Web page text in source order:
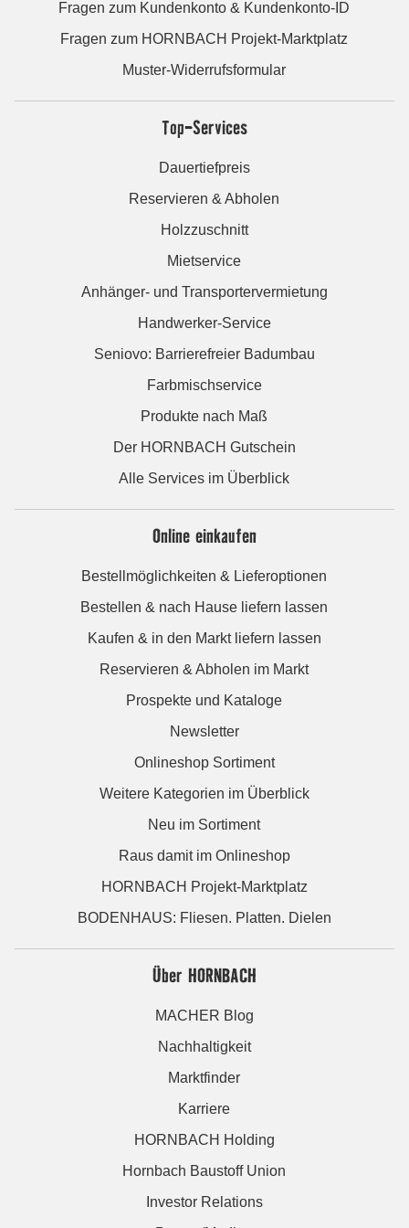
Fragen zum Kundenkonto & Kundenkonto-ID
Fragen zum HORNBACH Projekt-Marktplatz
Muster-Widerrufsformular
Top-Services
Dauertiefpreis
Reservieren & Abholen
Holzzuschnitt
Mietservice
Anhänger- und Transportervermietung
Handwerker-Service
Seniovo: Barrierefreier Badumbau
Farbmischservice
Produkte nach Maß
Der HORNBACH Gutschein
Alle Services im Überblick
Online einkaufen
Bestellmöglichkeiten & Lieferoptionen
Bestellen & nach Hause liefern lassen
Kaufen & in den Markt liefern lassen
Reservieren & Abholen im Markt
Prospekte und Kataloge
Newsletter
Onlineshop Sortiment
Weitere Kategorien im Überblick
Neu im Sortiment
Raus damit im Onlineshop
HORNBACH Projekt-Marktplatz
BODENHAUS: Fliesen. Platten. Dielen
Über HORNBACH
MACHER Blog
Nachhaltigkeit
Marktfinder
Karriere
HORNBACH Holding
Hornbach Baustoff Union
Investor Relations